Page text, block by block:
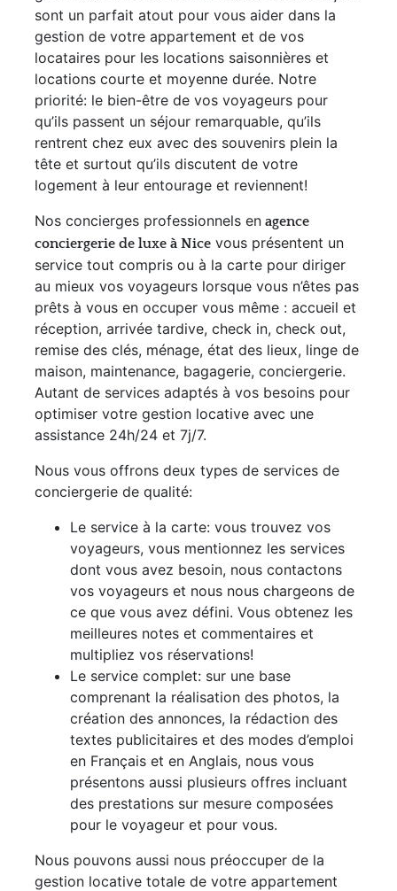
sont un parfait atout pour vous aider dans la
gestion de votre appartement et de vos
locataires pour les locations saisonnières et
locations courte et moyenne durée. Notre
priorité: le bien-être de vos voyageurs pour
qu’ils passent un séjour remarquable, qu’ils
rentrent chez eux avec des souvenirs plein la
tête et surtout qu’ils discutent de votre
logement à leur entourage et reviennent!
Nos concierges professionnels enagence
conciergerie de luxe à Nicevous présentent un
service tout compris ou à la carte pour diriger
au mieux vos voyageurs lorsque vous n’êtes pas
prêts à vous en occuper vous même : accueil et
réception, arrivée tardive, check in, check out,
remise des clés, ménage, état des lieux, linge de
maison, maintenance, bagagerie, conciergerie.
Autant de services adaptés à vos besoins pour
optimiser votre gestion locative avec une
assistance 24h/24 et 7j/7.
Nous vous offrons deux types de services de
conciergerie de qualité:
Le service à la carte: vous trouvez vos
voyageurs, vous mentionnez les services
dont vous avez besoin, nous contactons
vos voyageurs et nous nous chargeons de
ce que vous avez défini. Vous obtenez les
meilleures notes et commentaires et
multipliez vos réservations!
Le service complet: sur une base
comprenant la réalisation des photos, la
création des annonces, la rédaction des
textes publicitaires et des modes d’emploi
en Français et en Anglais, nous vous
présentons aussi plusieurs offres incluant
des prestations sur mesure composées
pour le voyageur et pour vous.
Nous pouvons aussi nous préoccuper de la
gestion locative totale de votre appartement